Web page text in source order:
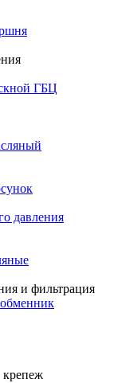
ГБЦ
давления
и фильтрация
крепеж